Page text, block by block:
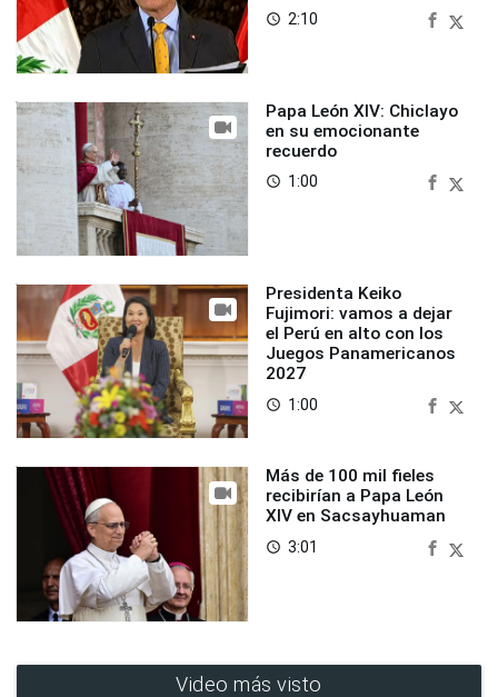
access_time 2:10
Papa León XIV: Chiclayo
en su emocionante
recuerdo
access_time 1:00
Presidenta Keiko
Fujimori: vamos a dejar
el Perú en alto con los
Juegos Panamericanos
2027
access_time 1:00
Más de 100 mil fieles
recibirían a Papa León
XIV en Sacsayhuaman
access_time 3:01
Video más visto